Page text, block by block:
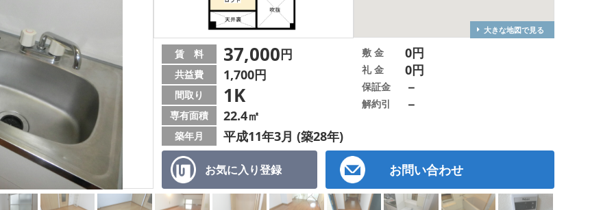
大きな地図で見る
お気に入り登録 お問い合わせ
賃 料 37,000円
共益費 1,700円
間取り 1K
専有面積 22.4㎡
築年月 平成11年3月 (築28年)
敷 金 0円
礼 金 0円
保証金 －
解約引 －